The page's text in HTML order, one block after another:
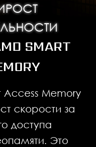
SMART
Access Memory
скорости за
доступа
Это